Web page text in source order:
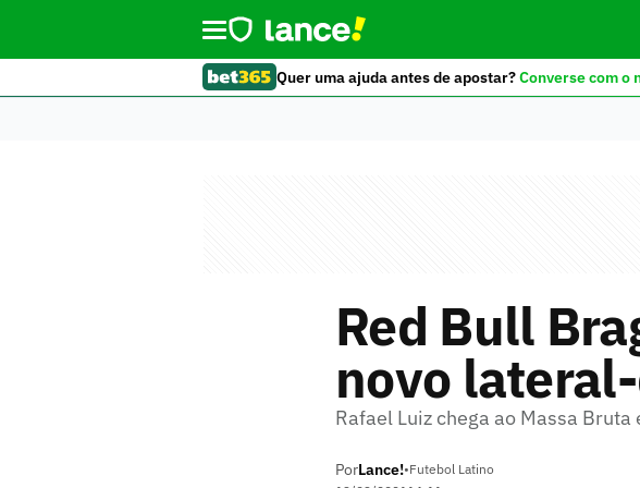
Quer uma ajuda antes de apostar?Converse com o
Red Bull
novo
Rafael Luiz chega ao Massa
PorLance!•Futebol Latino